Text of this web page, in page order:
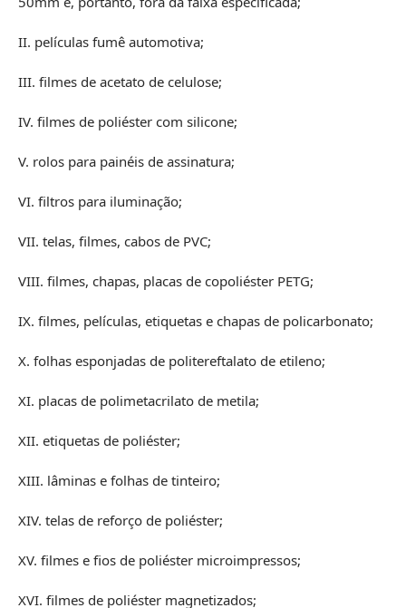
II. películas fumê automotiva;
III. filmes de acetato de celulose;
IV. filmes de poliéster com silicone;
V. rolos para painéis de assinatura;
VI. filtros para iluminação;
VII. telas, filmes, cabos de PVC;
VIII. filmes, chapas, placas de copoliéster PETG;
IX. filmes, películas, etiquetas e chapas de policarbonato;
X. folhas esponjadas de politereftalato de etileno;
XI. placas de polimetacrilato de metila;
XII. etiquetas de poliéster;
XIII. lâminas e folhas de tinteiro;
XIV. telas de reforço de poliéster;
XV. filmes e fios de poliéster microimpressos;
XVI. filmes de poliéster magnetizados;